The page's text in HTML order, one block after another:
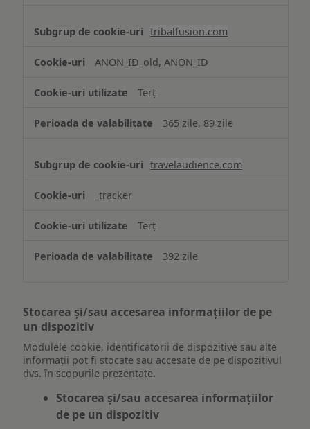
tribalfusion.com
ANON_ID_old, ANON_ID
Terț
365 zile, 89 zile
travelaudience.com
_tracker
Terț
392 zile
Stocarea și/sau accesarea informațiilor de pe
un dispozitiv
Modulele cookie, identificatorii de dispozitive sau alte
informații pot fi stocate sau accesate de pe dispozitivul
dvs. în scopurile prezentate.
Stocarea și/sau accesarea informațiilor
de pe un dispozitiv